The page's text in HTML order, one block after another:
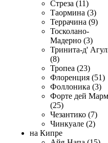
Стреза (11)
Таормина (3)
Террачина (9)
Тосколано-
Мадерно (3)
Тринита-д'
(8)
Тропеа (23)
Флоренция (51)
Фоллоника (3)
Форте дей
(25)
Чезантико (7)
Чинкуале (2)
на Кипре